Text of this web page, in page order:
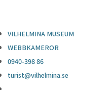
VILHELMINA MUSEUM
WEBBKAMEROR
0940-398 86
turist@vilhelmina.se